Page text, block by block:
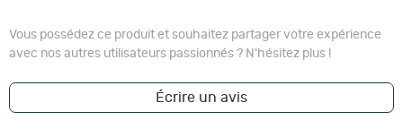
Vous possédez ce produit et souhaitez partager votre expérience
avec nos autres utilisateurs passionnés ? N'hésitez plus !
Écrire un avis